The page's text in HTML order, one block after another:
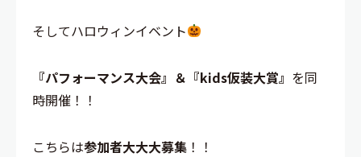
そしてハロウィンイベント
『パフォーマンス大会』＆『kids仮装大賞』 を同
時開催！！
こちらは参加者大大大募集 ！！